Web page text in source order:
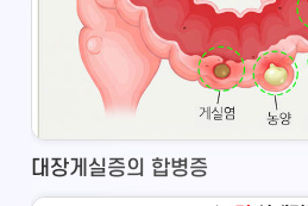
대장게실증의 합병증